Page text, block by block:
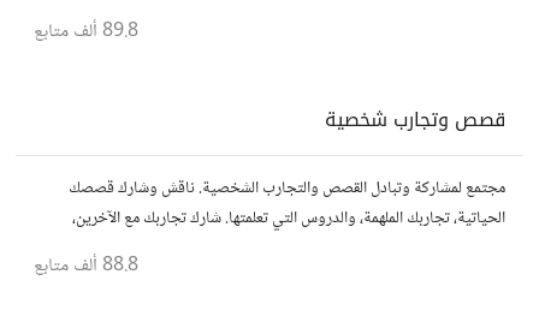
89.8 ألف متابع
قصص وتجارب شخصية
مجتمع لمشاركة وتبادل القصص والتجارب الشخصية. ناقش وشارك قصصك
الحياتية، تجاربك الملهمة، والدروس التي تعلمتها. شارك تجاربك مع الآخرين،
88.8 ألف متابع